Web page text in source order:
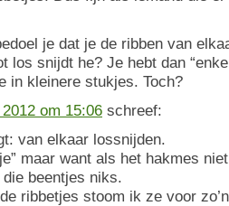
je dat je de ribben van
los snijdt he? Je hebt dan
in kleinere stukjes. Toch?
om 15:06 schreef:
van elkaar lossnijden.
maar want als het hakmes
beentjes niks.
ribbetjes stoom ik ze voor